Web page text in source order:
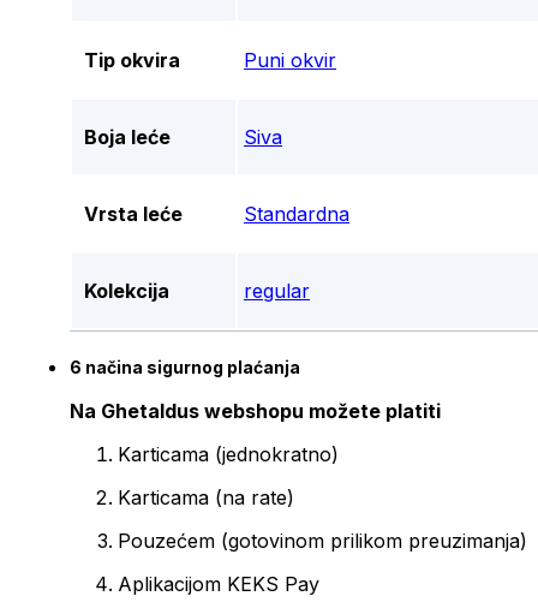
Tip okvira Puni okvir
Boja leće Siva
Vrsta leće Standardna
Kolekcija regular
6 načina sigurnog plaćanja
Na Ghetaldus webshopu možete platiti
Karticama (jednokratno)
Karticama (na rate)
Pouzećem (gotovinom prilikom preuzimanja)
Aplikacijom KEKS Pay